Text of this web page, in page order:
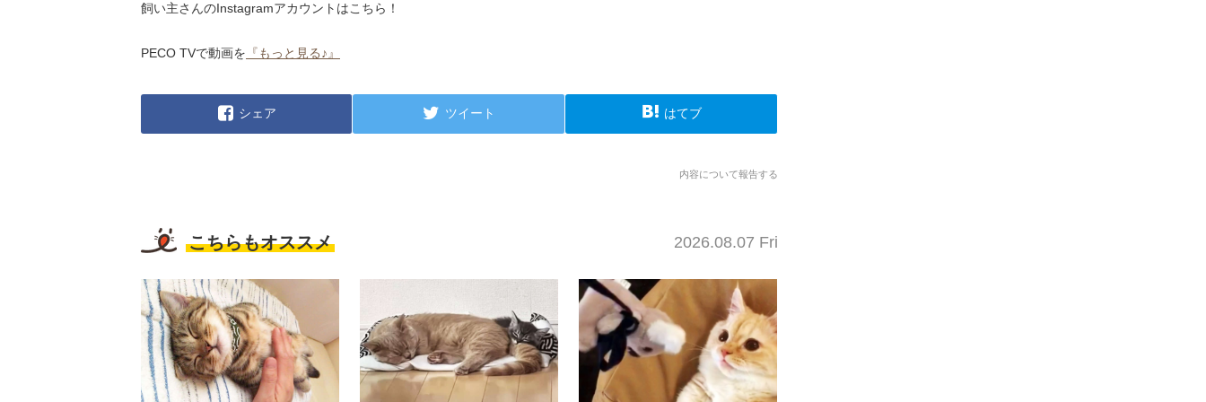
飼い主さんのInstagramアカウントはこちら！
PECO TVで動画を 『もっと見る♪』
シェア ツイート はてブ
内容について報告する
こちらもオススメ 2026.08.07 Fri